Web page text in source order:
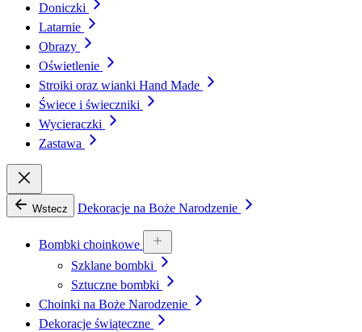
Doniczki
Latarnie
Obrazy
Oświetlenie
Stroiki oraz wianki Hand Made
Świece i świeczniki
Wycieraczki
Zastawa
Wstecz Dekoracje na Boże Narodzenie
Bombki choinkowe
Szklane bombki
Sztuczne bombki
Choinki na Boże Narodzenie
Dekoracje świąteczne